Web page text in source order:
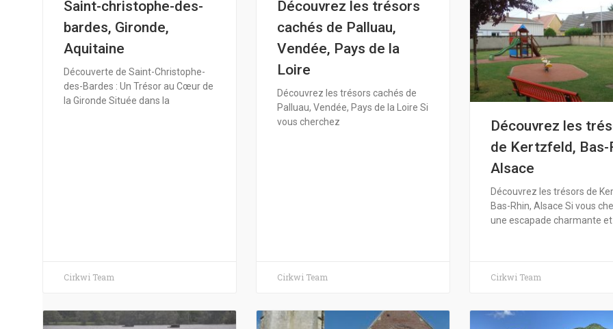
Saint-christophe-des-
bardes, Gironde,
Aquitaine
Découverte de Saint-Christophe-
des-Bardes : Un Trésor au Cœur de
la Gironde Située dans la
Cirkwi Team
Découvrez les trésors
cachés de Palluau,
Vendée, Pays de la
Loire
Découvrez les trésors cachés de
Palluau, Vendée, Pays de la Loire Si
vous cherchez
Cirkwi Team
Découvrez les
de Kertzfeld, Bas-
Alsace
Découvrez les trésors de
Bas-Rhin, Alsace Si vous
une escapade charmante et
Cirkwi Team